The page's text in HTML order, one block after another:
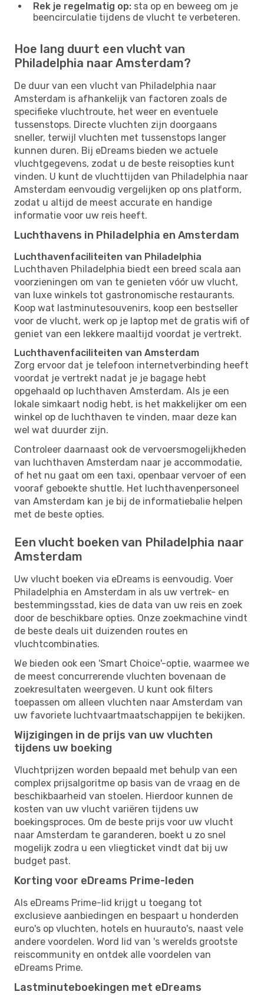
Rek je regelmatig op: sta op en beweeg om je
beencirculatie tijdens de vlucht te verbeteren.
Hoe lang duurt een vlucht van
Philadelphia naar Amsterdam?
De duur van een vlucht van Philadelphia naar
Amsterdam is afhankelijk van factoren zoals de
specifieke vluchtroute, het weer en eventuele
tussenstops. Directe vluchten zijn doorgaans
sneller, terwijl vluchten met tussenstops langer
kunnen duren. Bij eDreams bieden we actuele
vluchtgegevens, zodat u de beste reisopties kunt
vinden. U kunt de vluchttijden van Philadelphia naar
Amsterdam eenvoudig vergelijken op ons platform,
zodat u altijd de meest accurate en handige
informatie voor uw reis heeft.
Luchthavens in Philadelphia en Amsterdam
Luchthavenfaciliteiten van Philadelphia
Luchthaven Philadelphia biedt een breed scala aan
voorzieningen om van te genieten vóór uw vlucht,
van luxe winkels tot gastronomische restaurants.
Koop wat lastminutesouvenirs, koop een bestseller
voor de vlucht, werk op je laptop met de gratis wifi of
geniet van een lekkere maaltijd voordat je vertrekt.
Luchthavenfaciliteiten van Amsterdam
Zorg ervoor dat je telefoon internetverbinding heeft
voordat je vertrekt nadat je je bagage hebt
opgehaald op luchthaven Amsterdam. Als je een
lokale simkaart nodig hebt, is het makkelijker om een ​​
winkel op de luchthaven te vinden, maar deze kan
wel wat duurder zijn.
Controleer daarnaast ook de vervoersmogelijkheden
van luchthaven Amsterdam naar je accommodatie,
of het nu gaat om een ​​taxi, openbaar vervoer of een
vooraf geboekte shuttle. Het luchthavenpersoneel
van Amsterdam kan je bij de informatiebalie helpen
met de beste opties.
Een vlucht boeken van Philadelphia naar
Amsterdam
Uw vlucht boeken via eDreams is eenvoudig. Voer
Philadelphia en Amsterdam in als uw vertrek- en
bestemmingsstad, kies de data van uw reis en zoek
door de beschikbare opties. Onze zoekmachine vindt
de beste deals uit duizenden routes en
vluchtcombinaties.
We bieden ook een 'Smart Choice'-optie, waarmee we
de meest concurrerende vluchten bovenaan de
zoekresultaten weergeven. U kunt ook filters
toepassen om alleen vluchten naar Amsterdam van
uw favoriete luchtvaartmaatschappijen te bekijken.
Wijzigingen in de prijs van uw vluchten
tijdens uw boeking
Vluchtprijzen worden bepaald met behulp van een
complex prijsalgoritme op basis van de vraag en de
beschikbaarheid van stoelen. Hierdoor kunnen de
kosten van uw vlucht variëren tijdens uw
boekingsproces. Om de beste prijs voor uw vlucht
naar Amsterdam te garanderen, boekt u zo snel
mogelijk zodra u een vliegticket vindt dat bij uw
budget past.
Korting voor eDreams Prime-leden
Als eDreams Prime-lid krijgt u toegang tot
exclusieve aanbiedingen en bespaart u honderden
euro's op vluchten, hotels en huurauto's, naast vele
andere voordelen. Word lid van 's werelds grootste
reiscommunity en ontdek alle voordelen van
eDreams Prime.
Lastminuteboekingen met eDreams